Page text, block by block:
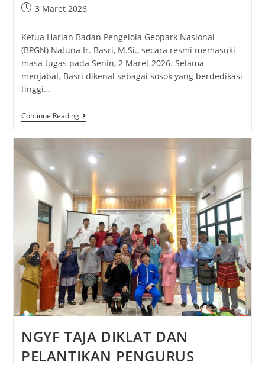
3 Maret 2026
Ketua Harian Badan Pengelola Geopark Nasional
(BPGN) Natuna Ir. Basri, M.Si., secara resmi memasuki
masa tugas pada Senin, 2 Maret 2026. Selama
menjabat, Basri dikenal sebagai sosok yang berdedikasi
tinggi…
Continue Reading
NGYF TAJA DIKLAT DAN
PELANTIKAN PENGURUS